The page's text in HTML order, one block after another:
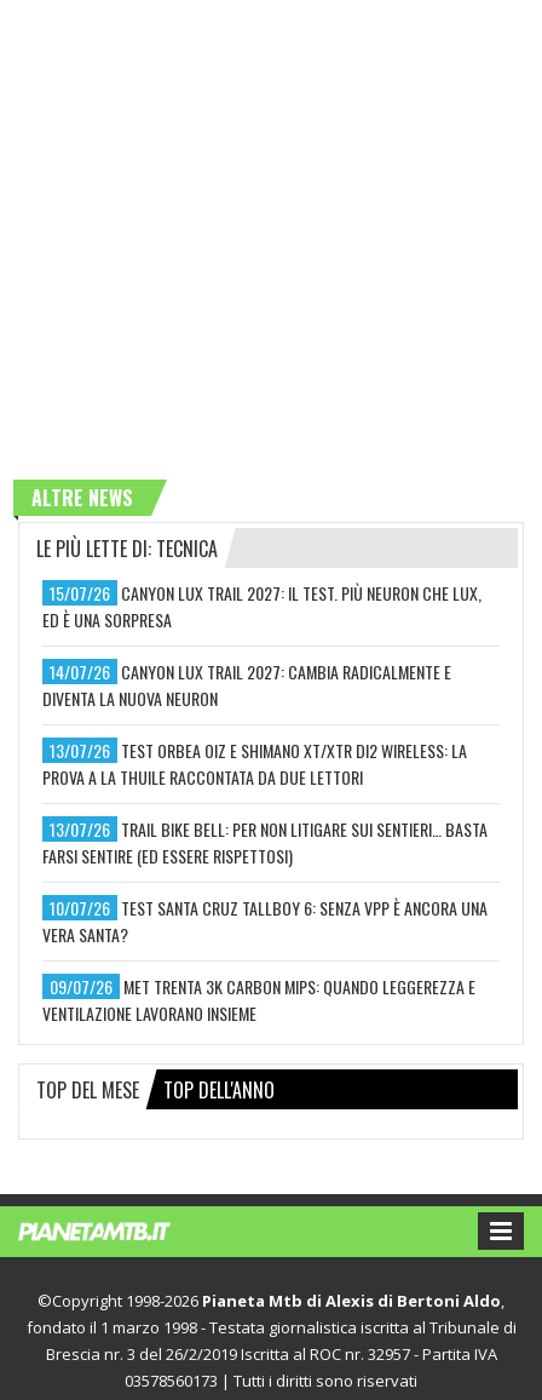
ALTRE NEWS
LE PIÙ LETTE DI: TECNICA
15/07/26 CANYON LUX TRAIL 2027: IL TEST. PIÙ NEURON CHE LUX,
ED È UNA SORPRESA
14/07/26 CANYON LUX TRAIL 2027: CAMBIA RADICALMENTE E
DIVENTA LA NUOVA NEURON
13/07/26 TEST ORBEA OIZ E SHIMANO XT/XTR DI2 WIRELESS: LA
PROVA A LA THUILE RACCONTATA DA DUE LETTORI
13/07/26 TRAIL BIKE BELL: PER NON LITIGARE SUI SENTIERI… BASTA
FARSI SENTIRE (ED ESSERE RISPETTOSI)
10/07/26 TEST SANTA CRUZ TALLBOY 6: SENZA VPP È ANCORA UNA
VERA SANTA?
09/07/26 MET TRENTA 3K CARBON MIPS: QUANDO LEGGEREZZA E
VENTILAZIONE LAVORANO INSIEME
TOP DEL MESE TOP DELL'ANNO
©Copyright 1998-2026 Pianeta Mtb di Alexis di Bertoni Aldo
fondato il 1 marzo 1998 - Testata giornalistica iscritta al Tribunale di
Brescia nr. 3 del 26/2/2019 Iscritta al ROC nr. 32957 - Partita IVA
03578560173 | Tutti i diritti sono riservati